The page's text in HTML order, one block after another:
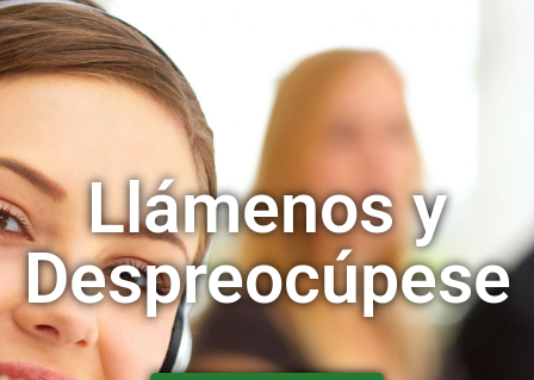
Llámenos y
Despreocúpese